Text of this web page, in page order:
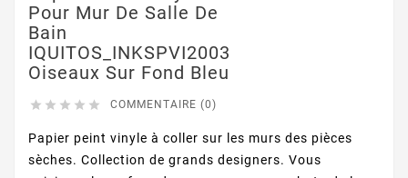
Pour Mur De Salle De
Bain
IQUITOS_INKSPVI2003
Oiseaux Sur Fond Bleu
     COMMENTAIRE (0)
Papier peint vinyle à coller sur les murs des pièces
sèches. Collection de grands designers. Vous